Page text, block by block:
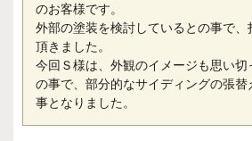
のお客様です。
外部の塗装を検討しているとの事で、
頂きました。
今回Ｓ様は、外観のイメージも思い切
の事で、部分的なサイディングの張
事となりました。